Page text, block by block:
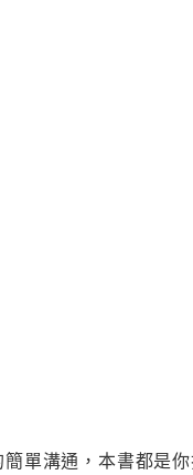
單溝通，本書都是